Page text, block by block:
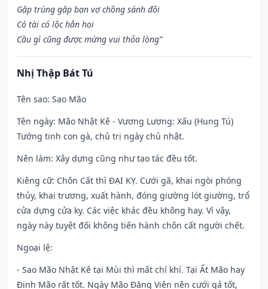
Gặp trùng gặp bạn vợ chồng sánh đôi
Có tài có lộc hẳn hoi
Cầu gì cũng được mừng vui thỏa lòng”
Nhị Thập Bát Tú
Tên sao: Sao Mão
Tên ngày: Mão Nhật Kê - Vương Lương: Xấu (Hung Tú)
Tướng tinh con gà, chủ trị ngày chủ nhật.
Nên làm: Xây dựng cũng như tạo tác đều tốt.
Kiêng cữ: Chôn Cất thì ĐẠI KỴ. Cưới gã, khai ngòi phóng
thủy, khai trương, xuất hành, đóng giường lót giường, trổ
cửa dựng cửa kỵ. Các việc khác đều không hay. Vì vậy,
ngày này tuyệt đối không tiến hành chôn cất người chết.
Ngoại lệ:
- Sao Mão Nhật Kê tại Mùi thì mất chí khí. Tại Ất Mão hay
Đinh Mão rất tốt. Ngày Mão Đăng Viên nên cưới gả tốt,